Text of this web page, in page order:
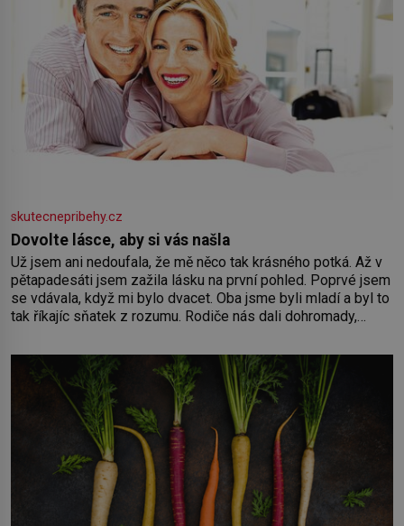
skutecnepribehy.cz
Dovolte lásce, aby si vás našla
Už jsem ani nedoufala, že mě něco tak krásného potká. Až v
pětapadesáti jsem zažila lásku na první pohled. Poprvé jsem
se vdávala, když mi bylo dvacet. Oba jsme byli mladí a byl to
tak říkajíc sňatek z rozumu. Rodiče nás dali dohromady,
oběma moc nesvědčilo, brzy jsme zjistili, že